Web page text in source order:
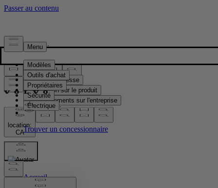
Presse & Médias
Matériel de presse
Information sur le produit
Renseignements sur l'entreprise
Contacts médias
location:
CA
Images
Accueil